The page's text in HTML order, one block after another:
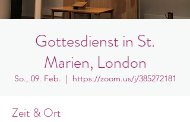
Gottesdienst in St.
Marien, London
So., 09. Feb.
  |
https://zoom.us/j/385272181
Zeit & Ort